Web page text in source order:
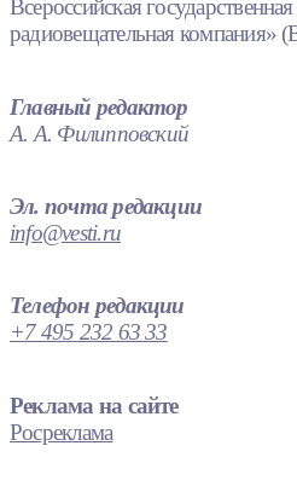
Всероссийская
радиовещательная компания»
Главный редактор
А. А. Филипповский
Эл. почта редакции
info@vesti.ru
Телефон редакции
+7 495 232 63 33
Реклама на сайте
Росреклама